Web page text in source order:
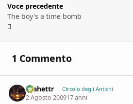
Voce precedente
The boy's a time bomb
1 Commento
esahettr Circolo degli Antichi
2 Agosto 200917 anni